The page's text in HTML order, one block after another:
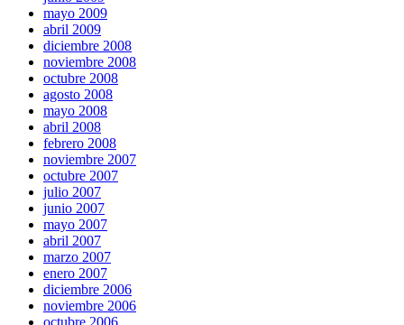
mayo 2009
abril 2009
diciembre 2008
noviembre 2008
octubre 2008
agosto 2008
mayo 2008
abril 2008
febrero 2008
noviembre 2007
octubre 2007
julio 2007
junio 2007
mayo 2007
abril 2007
marzo 2007
enero 2007
diciembre 2006
noviembre 2006
octubre 2006